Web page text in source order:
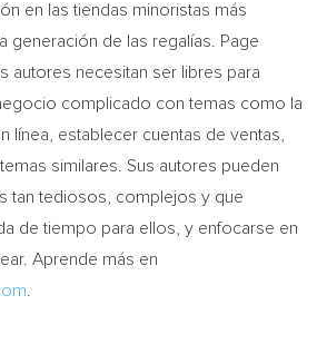
en las tiendas minoristas más
generación de las regalías. Page
autores necesitan ser libres para
complicado con temas como la
línea, establecer cuentas de ventas,
similares. Sus autores pueden
tan tediosos, complejos y que
de tiempo para ellos, y enfocarse en
Aprende más en